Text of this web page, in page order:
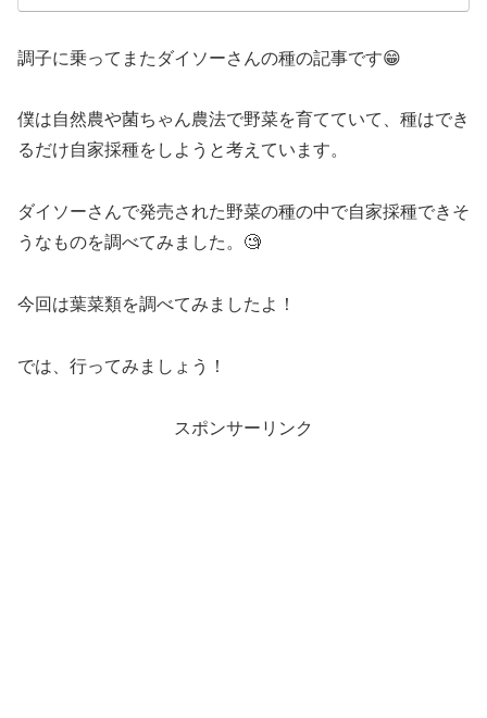
調子に乗ってまたダイソーさんの種の記事です😁
僕は自然農や菌ちゃん農法で野菜を育てていて、種はでき
るだけ自家採種をしようと考えています。
ダイソーさんで発売された野菜の種の中で自家採種できそ
うなものを調べてみました。🧐
今回は葉菜類を調べてみましたよ！
では、行ってみましょう！
スポンサーリンク